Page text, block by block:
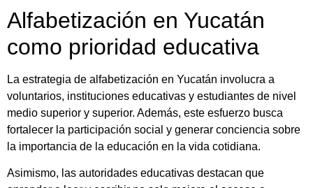
Alfabetización en Yucatán
como prioridad educativa
La estrategia de alfabetización en Yucatán involucra a
voluntarios, instituciones educativas y estudiantes de nivel
medio superior y superior. Además, este esfuerzo busca
fortalecer la participación social y generar conciencia sobre
la importancia de la educación en la vida cotidiana.
Asimismo, las autoridades educativas destacan que